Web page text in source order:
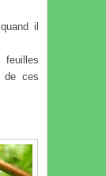
il
feuilles
de ces